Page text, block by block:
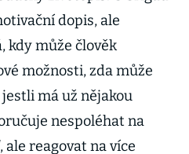
dopis, ale
kdy může člověk
možnosti, zda může
má už nějakou
nespoléhat na
reagovat na více